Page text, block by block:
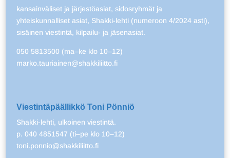
kansainväliset ja järjestöasiat, sidosryhmät ja
yhteiskunnalliset asiat, Shakki-lehti (numeroon 4/2024 asti),
sisäinen viestintä, kilpailu- ja jäsenasiat.
050 5813500 (ma–ke klo 10–12)
marko.tauriainen@shakkiliitto.fi
Viestintäpäällikkö Toni Pönniö
Shakki-lehti, ulkoinen viestintä.
p. 040 4851547 (ti–pe klo 10–12)
toni.ponnio@shakkiliitto.fi